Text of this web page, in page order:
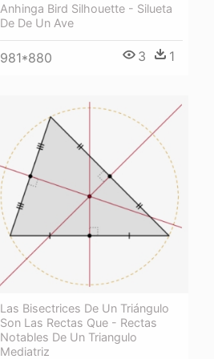
Anhinga Bird Silhouette - Silueta
De De Un Ave
981*880 3 1
Las Bisectrices De Un Triángulo
Son Las Rectas Que - Rectas
Notables De Un Triangulo
Mediatriz